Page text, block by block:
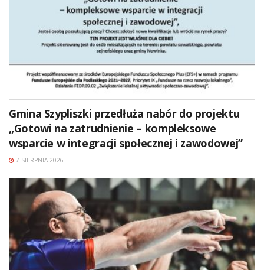
Gmina Szypliszki przedłuża nabór do projektu
„Gotowi na zatrudnienie – kompleksowe
wsparcie w integracji społecznej i zawodowej”
7 SIERPNIA 2026